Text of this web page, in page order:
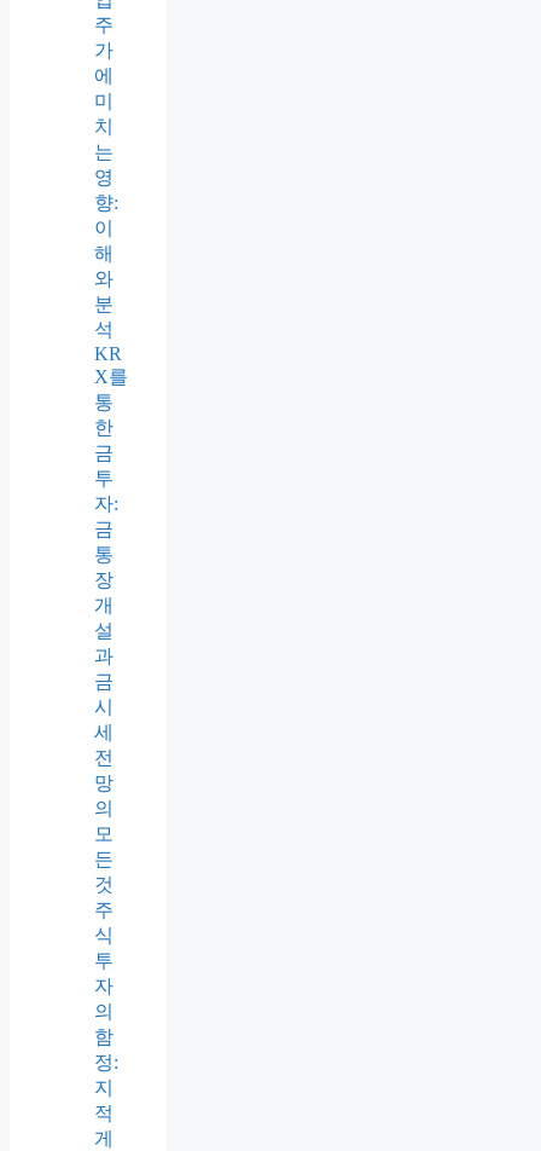
주
가
에
미
치
는
영
향:
이
해
와
분
석
KR
X를
통
한
금
투
자:
금
통
장
개
설
과
금
시
세
전
망
의
모
든
것
주
식
투
자
의
함
정:
지
적
게